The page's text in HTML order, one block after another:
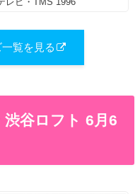
覧を見る
谷ロフト 6月6